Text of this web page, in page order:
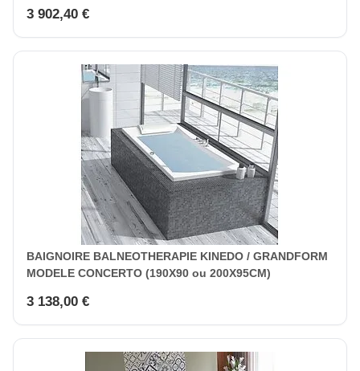
3 902,40 €
BAIGNOIRE BALNEOTHERAPIE KINEDO / GRANDFORM
MODELE CONCERTO (190X90 ou 200X95CM)
3 138,00 €